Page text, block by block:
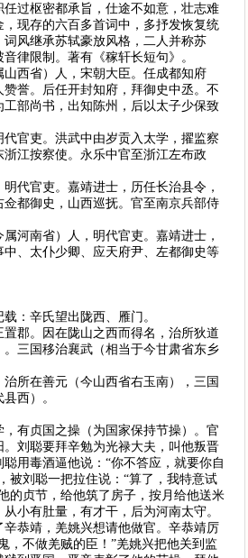
过枢密都承旨，仕途不如意，壮志难
现存的六百多首词中，多抒发恢复统
风继承苏轼豪放风格，二人并称苏
律限制。著有《稼轩长短句》。
西省）人，宋朝大臣。任成都知府
誉。后任开封知府，拜御史中丞。不
部尚书，出知陈州，后以太子少保致
官吏。洪武中由岁贡入太学，擢监察
江按察使。永乐中官至浙江左布政
代官吏。嘉靖进士，历任长治县令，
都御史，山西巡抚。官至南京兵部侍
河南省）人，明代官吏。嘉靖进士，
、太仆少卿、应天府尹、左都御史等
：辛氏望出陇西、雁门。
置郡。因在陇山之西而得名，治所狄道
。三国移治襄武（相当于今甘肃省东乡
所在善元（今山西省右玉南），三国
西）。
有贞国之操（为国家保持节操）。官
刘聪要拜辛勉为光禄大夫，叫他叛晋
用毒酒逼他说：“你不答应，就要你自
被刘聪一把拉住说：“算了，我特意试
的贞节，给他筑了房子，按月给他送米
小有肚量，有才干，后为河南太守。
恭靖，羌姚兴想请他做官。辛恭靖厉
，不做羌贼的臣！”羌姚兴把他关到监